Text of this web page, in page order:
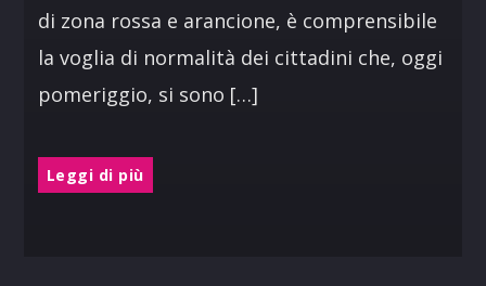
di zona rossa e arancione, è comprensibile
la voglia di normalità dei cittadini che, oggi
pomeriggio, si sono […]
Leggi di più